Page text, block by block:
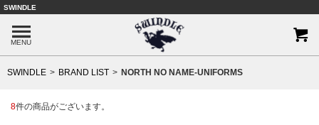
SWINDLE
MENU
SWINDLE BRAND LIST NORTH NO NAME-UNIFORMS
8件の商品がございます。